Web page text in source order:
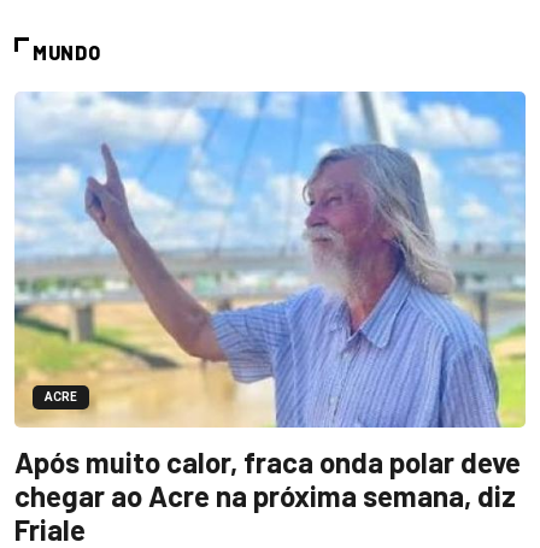
MUNDO
ACRE
Após muito calor, fraca onda polar deve
chegar ao Acre na próxima semana, diz
Friale